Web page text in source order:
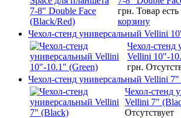
грн. Товар
корзину
Чехол-стенд универсальный Vellini
Чехол-стенд
Vellini 10"-
грн.
Чехол-стенд универсальный Vellini
Чехол-стенд
Vellini 7"
Отсутствует